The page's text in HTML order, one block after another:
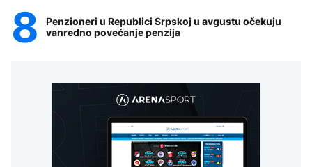
Penzioneri u Republici Srpskoj u avgustu očekuju
vanredno povećanje penzija